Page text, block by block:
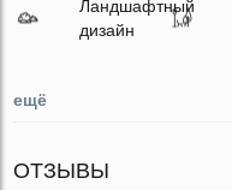
Ландшафтный
дизайн
ещё
ОТЗЫВЫ